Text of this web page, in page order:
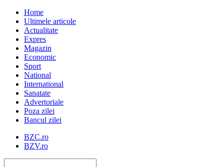
Home
Ultimele articole
Actualitate
Expres
Magazin
Economic
Sport
National
International
Sanatate
Advertoriale
Poza zilei
Bancul zilei
BZC.ro
BZV.ro